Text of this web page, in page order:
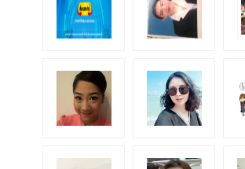
K. K.เจี๊ยบ
K.Aom K.อิง